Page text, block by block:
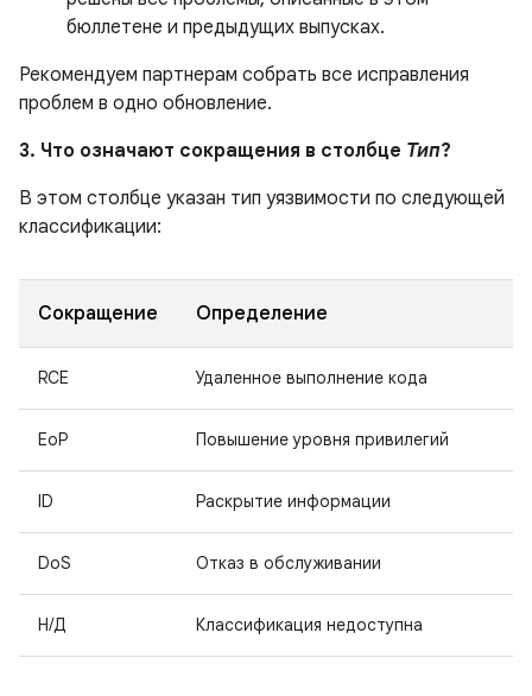
бюллетене и предыдущих выпусках.
Рекомендуем партнерам собрать все исправления
проблем в одно обновление.
3. Что означают сокращения в столбце Тип?
В этом столбце указан тип уязвимости по следующей
классификации:
Сокращение Определение
RCE Удаленное выполнение кода
EoP Повышение уровня привилегий
ID Раскрытие информации
DoS Отказ в обслуживании
Н/Д Классификация недоступна